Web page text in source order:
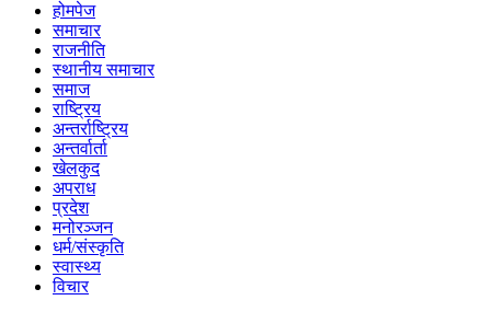
होमपेज
समाचार
राजनीति
स्थानीय समाचार
समाज
राष्ट्रिय
अन्तर्राष्ट्रिय
अन्तर्वार्ता
खेलकुद
अपराध
प्रदेश
मनोरञ्जन
धर्म/संस्कृति
स्वास्थ्य
विचार